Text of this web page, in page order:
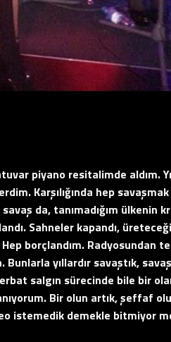
piyano resitalimde aldım.
Karşılığında hep
da, tanımadığım ülkenin
Sahneler kapandı,
borçlandım. Radyosundan
yıllardır savaştık,
salgın sürecinde bile bir
Bir olun artık, şeffaf
istemedik demekle bitmiyor